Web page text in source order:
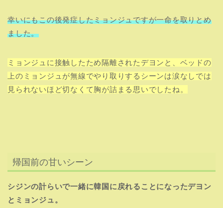
幸いにもこの後発症したミョンジュですが一命を取りとめ
ました。
ミョンジュに接触したため隔離されたデヨンと、ベッドの
上のミョンジュが無線でやり取りするシーンは涙なしでは
見られないほど切なくて胸が詰まる思いでしたね。
帰国前の甘いシーン
シジンの計らいで一緒に韓国に戻れることになったデヨン
とミョンジュ。